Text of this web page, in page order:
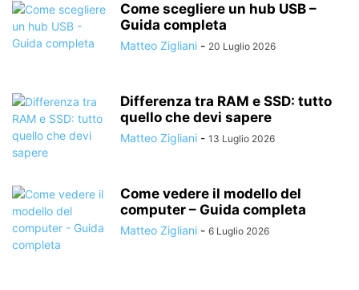
Come scegliere un hub USB –
Guida completa
Matteo Zigliani - 20 Luglio 2026
Differenza tra RAM e SSD: tutto
quello che devi sapere
Matteo Zigliani - 13 Luglio 2026
Come vedere il modello del
computer – Guida completa
Matteo Zigliani - 6 Luglio 2026